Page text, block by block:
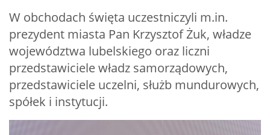
W obchodach święta uczestniczyli m.in.
prezydent miasta Pan Krzysztof Żuk, władze
województwa lubelskiego oraz liczni
przedstawiciele władz samorządowych,
przedstawiciele uczelni, służb mundurowych,
spółek i instytucji.